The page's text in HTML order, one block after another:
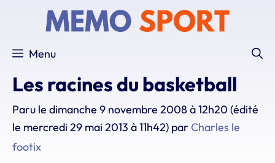
Menu
Les racines du basketball
Paru le dimanche 9 novembre 2008 à 12h20 (édité
le mercredi 29 mai 2013 à 11h42) par Charles le
footix